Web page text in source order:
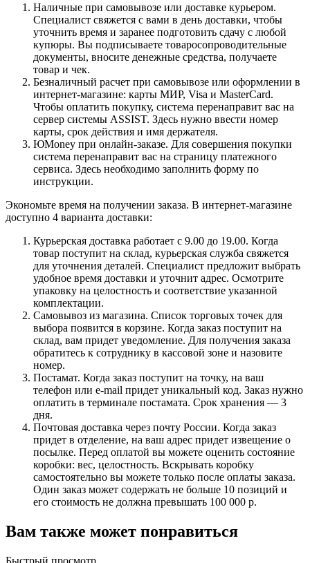
Наличные при самовывозе или доставке курьером.
Специалист свяжется с вами в день доставки, чтобы
уточнить время и заранее подготовить сдачу с любой
купюры. Вы подписываете товаросопроводительные
документы, вносите денежные средства, получаете
товар и чек.
Безналичный расчет при самовывозе или оформлении в
интернет-магазине: карты МИР, Visa и MasterCard.
Чтобы оплатить покупку, система перенаправит вас на
сервер системы ASSIST. Здесь нужно ввести номер
карты, срок действия и имя держателя.
ЮMoney при онлайн-заказе. Для совершения покупки
система перенаправит вас на страницу платежного
сервиса. Здесь необходимо заполнить форму по
инструкции.
Экономьте время на получении заказа. В интернет-магазине
доступно 4 варианта доставки:
Курьерская доставка работает с 9.00 до 19.00. Когда
товар поступит на склад, курьерская служба свяжется
для уточнения деталей. Специалист предложит выбрать
удобное время доставки и уточнит адрес. Осмотрите
упаковку на целостность и соответствие указанной
комплектации.
Самовывоз из магазина. Список торговых точек для
выбора появится в корзине. Когда заказ поступит на
склад, вам придет уведомление. Для получения заказа
обратитесь к сотруднику в кассовой зоне и назовите
номер.
Постамат. Когда заказ поступит на точку, на ваш
телефон или e-mail придет уникальный код. Заказ нужно
оплатить в терминале постамата. Срок хранения — 3
дня.
Почтовая доставка через почту России. Когда заказ
придет в отделение, на ваш адрес придет извещение о
посылке. Перед оплатой вы можете оценить состояние
коробки: вес, целостность. Вскрывать коробку
самостоятельно вы можете только после оплаты заказа.
Один заказ может содержать не больше 10 позиций и
его стоимость не должна превышать 100 000 р.
Вам также может понравиться
Быстрый просмотр